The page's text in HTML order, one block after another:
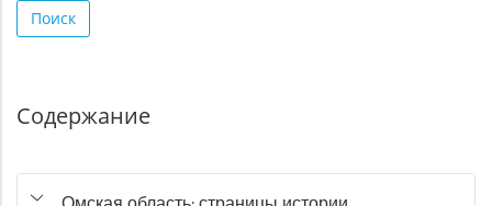
строку
для
Поиск
Содержание